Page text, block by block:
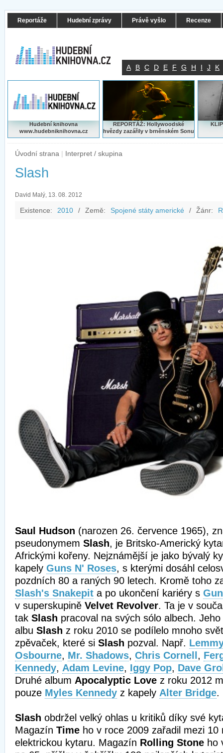
Reportáže Hudební zprávy Právě vyšlo Recenze
A B C D E F G H I J K
Hudební knihovna
www.hudebniknihovna.cz
REPORTÁŽ: Hollywoodské
hvězdy zazářily v brněnském Sonu
Úvodní strana | Interpret / skupina
Slash
David Malý, 13. 08. 2012
Existence: 2010 / Země: Spojené státy americké / Žánr:
Saul Hudson (narozen 26. července 1965),
pseudonymem Slash, je Britsko-Americký
Africkými kořeny. Nejznámější je jako bývalý
kapely Guns N' Roses, s kterými dosáhl
pozdních 80 a raných 90 letech. Kromě toho
Slash's Snakepit a po ukončení kariéry s
v superskupině Velvet Revolver. Ta je v
tak Slash pracoval na svých sólo albech.
albu Slash z roku 2010 se podílelo mnoho
zpěvaček, které si Slash pozval. Např.
Osbourne, Mr. Shadows, Chris Cornell,
Kennedy, Adam Levine, Iggy Pop, Dave
Druhé album Apocalyptic Love z roku 2012
pouze Myles Kennedy z kapely Alter Bridge.
Slash obdržel velký ohlas u kritiků díky své
Magazín Time ho v roce 2009 zařadil mezi 10
elektrickou kytaru. Magazín Rolling Stone ho